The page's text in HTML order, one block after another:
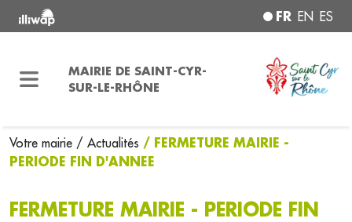
FR EN ES
MAIRIE DE SAINT-CYR-
SUR-LE-RHÔNE
Votre mairie / Actualités / FERMETURE MAIRIE -
PERIODE FIN D'ANNEE
FERMETURE MAIRIE - PERIODE FIN